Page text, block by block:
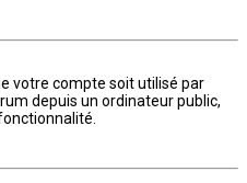
votre compte soit utilisé par
depuis un ordinateur public,